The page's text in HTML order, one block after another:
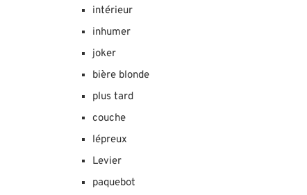
intérieur
inhumer
joker
bière blonde
plus tard
couche
lépreux
Levier
paquebot